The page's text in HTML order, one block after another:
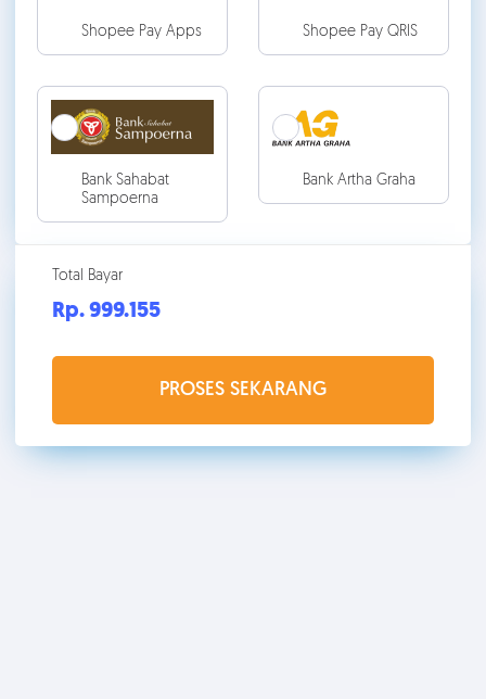
Shopee Pay Apps Shopee Pay QRIS
Bank Sahabat
Sampoerna
Bank Artha Graha
Total Bayar
Rp. 999.155
PROSES SEKARANG